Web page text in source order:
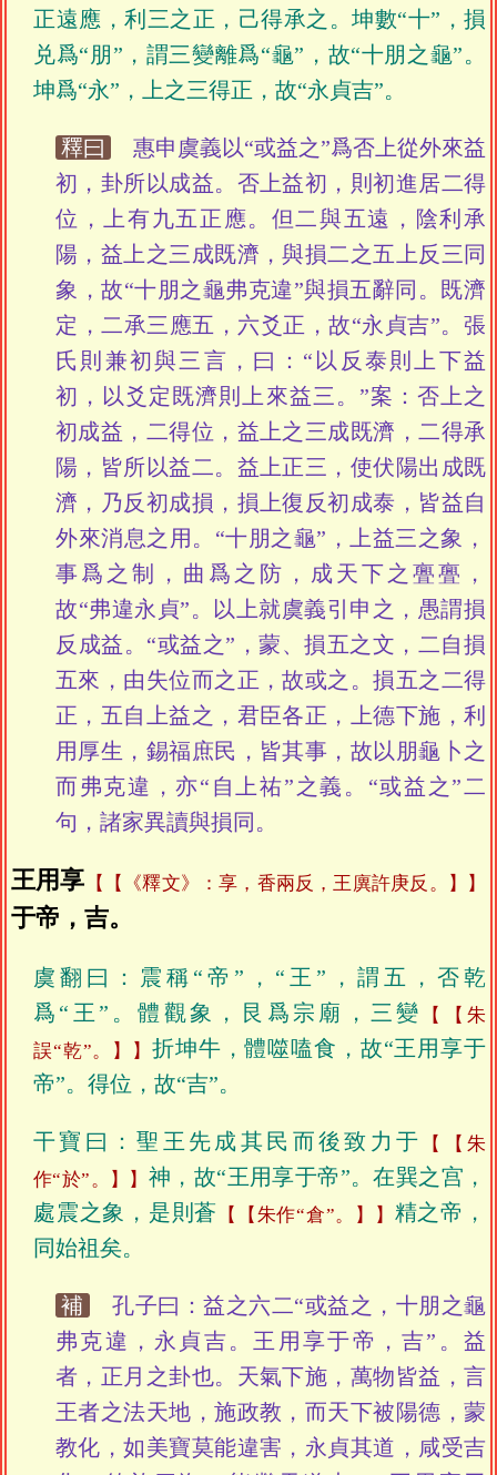
正遠應，利三之正，己得承之。坤數“十”，損
兑爲“朋”，謂三變離爲“龜”，故“十朋之龜”。
坤爲“永”，上之三得正，故“永貞吉”。
釋曰
惠申虞義以“或益之”爲否上從外來益
初，卦所以成益。否上益初，則初進居二得
位，上有九五正應。但二與五遠，陰利承
陽，益上之三成既濟，與損二之五上反三同
象，故“十朋之龜弗克違”與損五辭同。既濟
定，二承三應五，六爻正，故“永貞吉”。張
氏則兼初與三言，曰：“以反泰則上下益
初，以爻定既濟則上來益三。”案：否上之
初成益，二得位，益上之三成既濟，二得承
陽，皆所以益二。益上正三，使伏陽出成既
濟，乃反初成損，損上復反初成泰，皆益自
外來消息之用。“十朋之龜”，上益三之象，
事爲之制，曲爲之防，成天下之亹亹，
故“弗違永貞”。以上就虞義引申之，愚謂損
反成益。“或益之”，蒙、損五之文，二自損
五來，由失位而之正，故或之。損五之二得
正，五自上益之，君臣各正，上德下施，利
用厚生，錫福庶民，皆其事，故以朋龜卜之
而弗克違，亦“自上祐”之義。“或益之”二
句，諸家異讀與損同。
王用享 【《釋文》：享，香兩反，王廙許庚反。】
于帝，吉。
虞翻曰：震稱“帝”，“王”，謂五，否乾
爲“王”。體觀象，艮爲宗廟，三變
【朱
誤“乾”。】
折坤牛，體噬嗑食，故“王用享于
帝”。得位，故“吉”。
干寶曰：聖王先成其民而後致力于
【朱
作“於”。】
神，故“王用享于帝”。在巽之宫，
處震之象，是則蒼
【朱作“倉”。】
精之帝，
同始祖矣。
補
孔子曰：益之六二“或益之，十朋之龜
弗克違，永貞吉。王用享于帝，吉”。益
者，正月之卦也。天氣下施，萬物皆益，言
王者之法天地，施政教，而天下被陽德，蒙
教化，如美寶莫能違害，永貞其道，咸受吉